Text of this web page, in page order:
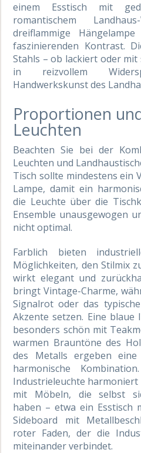
einem Esstisch mit
romantischem
dreiflammige
faszinierenden Kontrast.
Stahls – ob lackiert oder
in reizvollem
Handwerkskunst des
Proportionen
Leuchten
Beachten Sie bei der
Leuchten und
Tisch sollte mindestens ein
Lampe, damit ein
die Leuchte über die
Ensemble unausgewogen
nicht optimal.
Farblich bieten
Möglichkeiten, den Stilmix
wirkt elegant und
bringt Vintage-Charme,
Signalrot oder das
Akzente setzen. Eine blaue
besonders schön mit
warmen Brauntöne des
des Metalls ergeben eine
harmonische
Industrieleuchte
mit Möbeln, die selbst
haben – etwa ein Esstisch
Sideboard mit
roter Faden, der die
miteinander verbindet.